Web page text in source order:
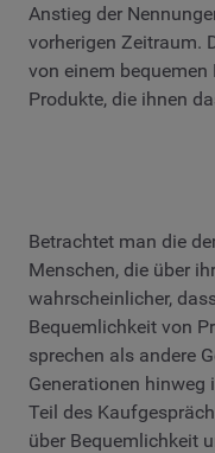
Anstieg der
vorherigen Zeitraum.
von einem
Produkte, die ihnen
Betrachtet man die
Menschen, die über
wahrscheinlicher,
Bequemlichkeit von
sprechen als andere
Generationen hinweg
Teil des
über Bequemlichkeit